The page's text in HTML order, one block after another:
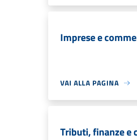
Imprese e
VAI ALLA PAGINA
Tributi, finanze e